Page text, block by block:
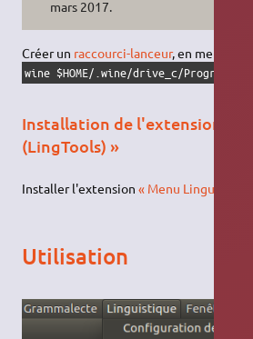
mars 2017.
Créer un raccourci-lanceur, en mettant
wine $HOME/.wine/drive_c/
Installation de l'extension «
(LingTools) »
Installer l'extension« Menu Linguistique
Utilisation